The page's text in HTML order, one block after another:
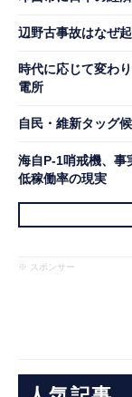
辺野古事故はなぜ
時代に応じて変わ
電所
自民・維新タッグ
海自P-1哨戒機、事
低稼働率の現実
※ スポンサー